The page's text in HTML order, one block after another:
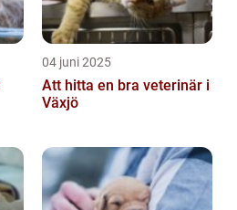
04 juni 2025
Att hitta en bra veterinär i
Växjö